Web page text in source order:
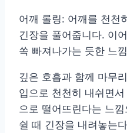
어깨 롤링: 어깨를 천천
긴장을 풀어줍니다. 이
쏙 빠져나가는 듯한 느
깊은 호흡과 함께 마무
입으로 천천히 내쉬면
으로 떨어뜨린다는 느낌
쉴 때 긴장을 내려놓는